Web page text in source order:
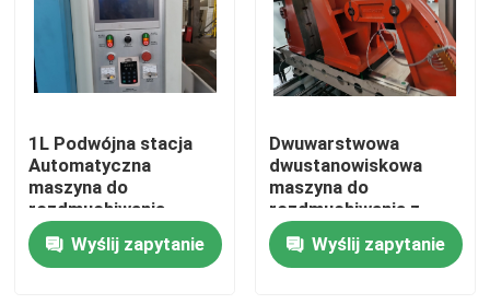
Rozdmuchiwarka HDPE
Maszyna do formowania z rozdmuchem o dużej
Ciągłe wytłaczanie z rozdmuchem
1L Podwójna stacja
Automatyczna
maszyna do
rozdmuchiwania
butelek PE Kosmetyki
Wyślij zapytanie
Dwuwarstwowa
dwustanowiskowa
maszyna do
rozdmuchiwania z
rozdmuchiwaniem
Maszyna do butelek
PE
Wyślij zapytanie